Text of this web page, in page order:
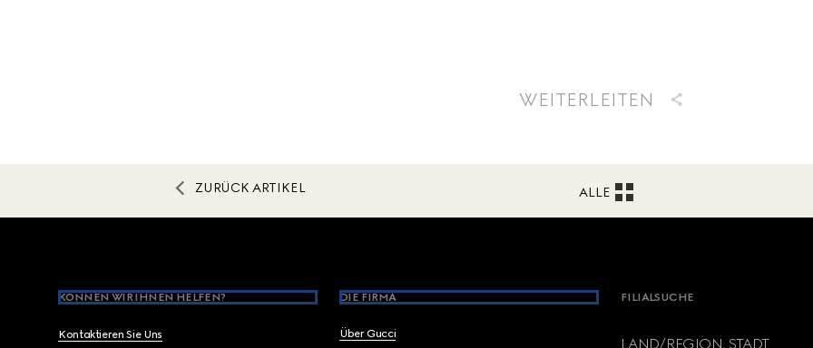
WEITERLEITEN
ZURÜCK ARTIKEL ALLE
KÖNNEN WIR IHNEN HELFEN?
Kontaktieren Sie Uns
DIE FIRMA
Über Gucci
FILIALSUCHE
LAND/REGION, STADT